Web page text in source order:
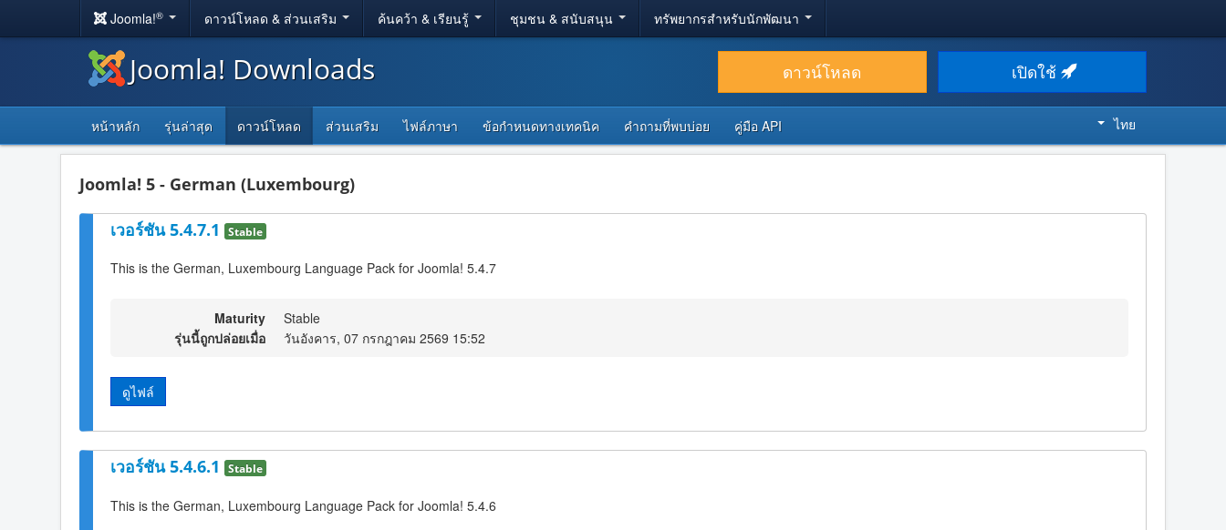
Joomla!® ดาวน์โหลด & ส่วนเสริม ค้นคว้า & เรียนรู้ ชุมชน & สนับสนุน ทรัพยากรสำหรับนักพัฒนา
Joomla! Downloads ดาวน์โหลด เปิดใช้
หน้าหลัก รุ่นล่าสุด ดาวน์โหลด ส่วนเสริม ไฟล์ภาษา ข้อกำหนดทางเทคนิค คำถามที่พบบ่อย คู่มือ API ไทย
Joomla! 5 - German (Luxembourg)
เวอร์ชัน 5.4.7.1 Stable
This is the German, Luxembourg Language Pack for Joomla! 5.4.7
Maturity
Stable
รุ่นนี้ถูกปล่อยเมื่อ
วันอังคาร, 07 กรกฎาคม 2569 15:52
ดูไฟล์
เวอร์ชัน 5.4.6.1 Stable
This is the German, Luxembourg Language Pack for Joomla! 5.4.6